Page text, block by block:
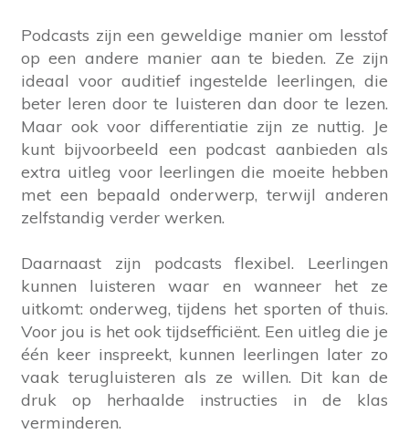
Podcasts zijn een geweldige manier om lesstof
op een andere manier aan te bieden. Ze zijn
ideaal voor auditief ingestelde leerlingen, die
beter leren door te luisteren dan door te lezen.
Maar ook voor differentiatie zijn ze nuttig. Je
kunt bijvoorbeeld een podcast aanbieden als
extra uitleg voor leerlingen die moeite hebben
met een bepaald onderwerp, terwijl anderen
zelfstandig verder werken.
Daarnaast zijn podcasts flexibel. Leerlingen
kunnen luisteren waar en wanneer het ze
uitkomt: onderweg, tijdens het sporten of thuis.
Voor jou is het ook tijdsefficiënt. Een uitleg die je
één keer inspreekt, kunnen leerlingen later zo
vaak terugluisteren als ze willen. Dit kan de
druk op herhaalde instructies in de klas
verminderen.